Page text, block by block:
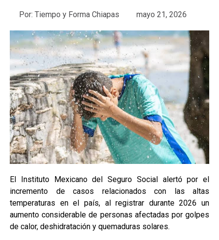
Por: Tiempo y Forma Chiapas mayo 21, 2026
El Instituto Mexicano del Seguro Social alertó por el
incremento de casos relacionados con las altas
temperaturas en el país, al registrar durante 2026 un
aumento considerable de personas afectadas por golpes
de calor, deshidratación y quemaduras solares.